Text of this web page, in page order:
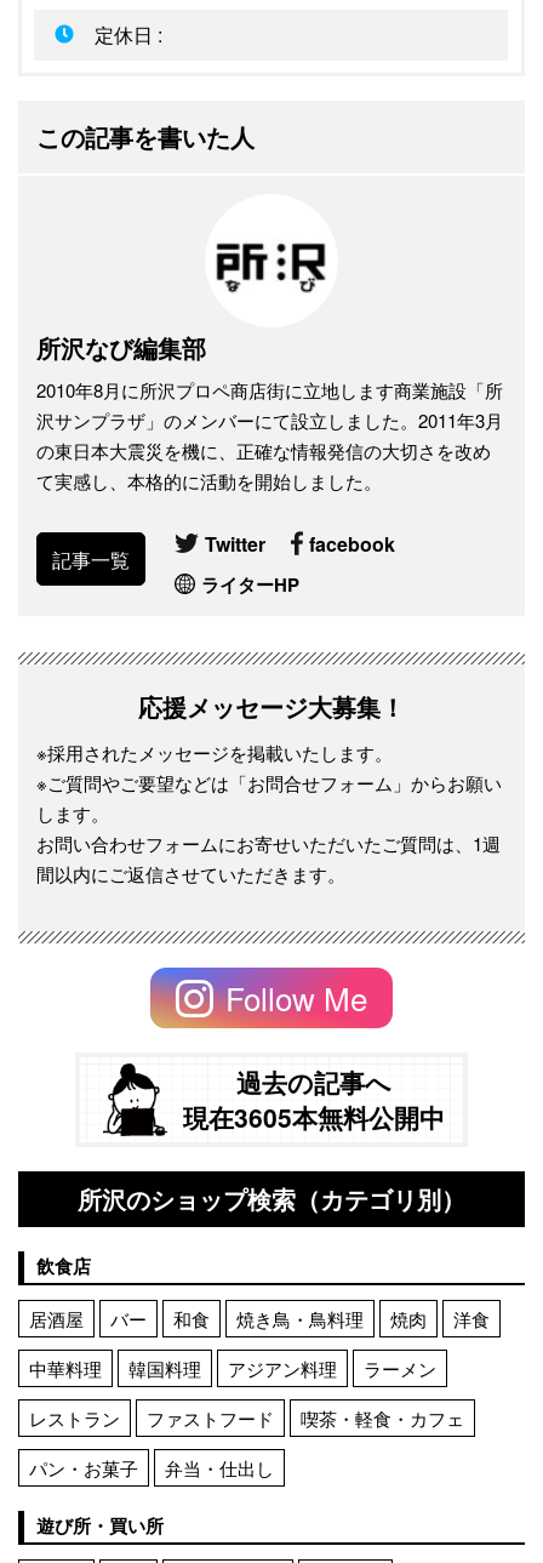
定休日 :
この記事を書いた人
所沢なび編集部
2010年8月に所沢プロペ商店街に立地します商業施設「所
沢サンプラザ」のメンバーにて設立しました。2011年3月
の東日本大震災を機に、正確な情報発信の大切さを改め
て実感し、本格的に活動を開始しました。
記事一覧
Twitter facebook
ライターHP
応援メッセージ大募集！
※採用されたメッセージを掲載いたします。
※ご質問やご要望などは「お問合せフォーム」からお願い
します。
お問い合わせフォームにお寄せいただいたご質問は、1週
間以内にご返信させていただきます。
Follow Me
過去の記事へ
現在3605本無料公開中
所沢のショップ検索（カテゴリ別）
飲食店
居酒屋 バー 和食 焼き鳥・鳥料理 焼肉
洋食
中華料理
韓国料理 アジアン料理
ラーメン
レストラン
ファストフード
喫茶・軽食・カフェ
パン・お菓子
弁当・仕出し
遊び所・買い所